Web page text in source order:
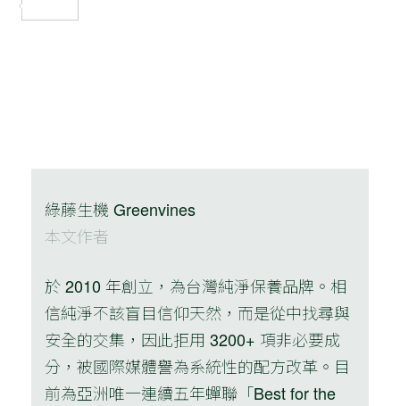
綠藤生機 Greenvines
本文作者
於 2010 年創立，為台灣純淨保養品牌。相
信純淨不該盲目信仰天然，而是從中找尋與
安全的交集，因此拒用 3200+ 項非必要成
分，被國際媒體譽為系統性的配方改革。目
前為亞洲唯一連續五年蟬聯「Best for the